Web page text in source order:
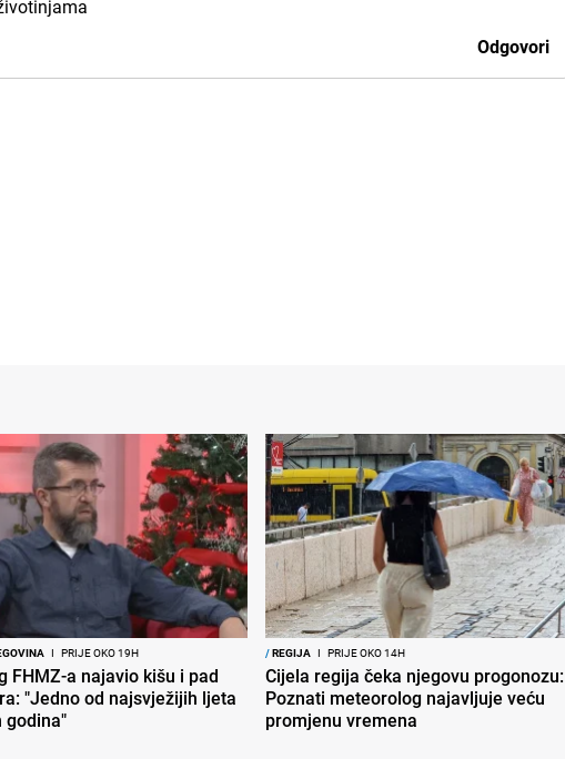
Odgovori
I PRIJE OKO 19H
FHMZ-a najavio kišu i pad
"Jedno od najsvježijih ljeta
godina"
/REGIJA I PRIJE OKO 14H
Cijela regija čeka njegovu progonozu:
Poznati meteorolog najavljuje veću
promjenu vremena